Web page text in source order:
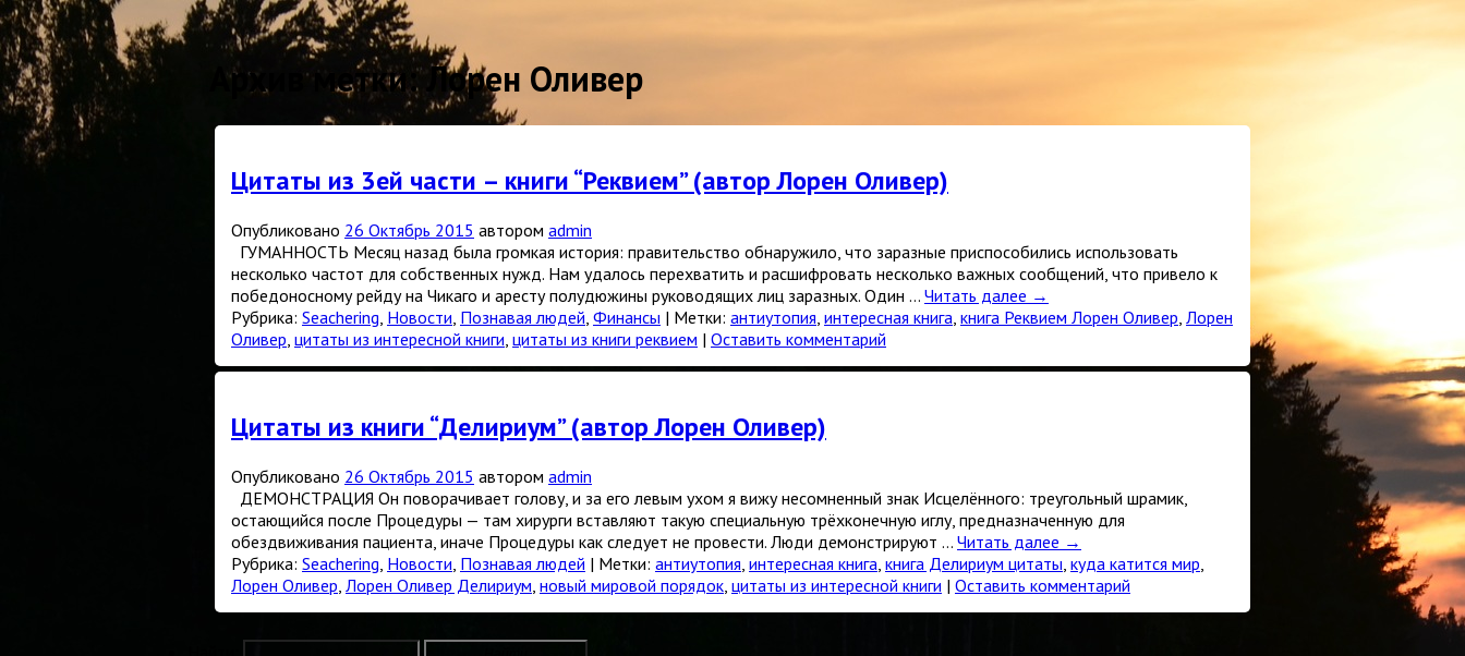
Архив метки:Лорен Оливер
Цитаты из 3ей части – книги “Реквием” (автор Лорен Оливер)
Опубликовано 26 Октябрь 2015 автором admin
ГУМАННОСТЬ Месяц назад была громкая история: правительство обнаружило, что заразные приспособились использовать
несколько частот для собственных нужд. Нам удалось перехватить и расшифровать несколько важных сообщений, что привело к
победоносному рейду на Чикаго и аресту полудюжины руководящих лиц заразных. Один … Читать далее →
Рубрика: Seachering Новости Познавая людей Финансы | Метки: антиутопия интересная книга книга Реквием Лорен Оливер Лорен
Оливер цитаты из интересной книги цитаты из книги реквием | Оставить комментарий
Цитаты из книги “Делириум” (автор Лорен Оливер)
Опубликовано 26 Октябрь 2015 автором admin
ДЕМОНСТРАЦИЯ Он поворачивает голову, и за его левым ухом я вижу несомненный знак Исцелённого: треугольный шрамик,
остающийся после Процедуры — там хирурги вставляют такую специальную трёхконечную иглу, предназначенную для
обездвиживания пациента, иначе Процедуры как следует не провести. Люди демонстрируют … Читать далее →
Рубрика: Seachering Новости Познавая людей | Метки: антиутопия интересная книга книга Делириум цитаты куда катится мир
Лорен Оливер Лорен Оливер Делириум новый мировой порядок цитаты из интересной книги | Оставить комментарий